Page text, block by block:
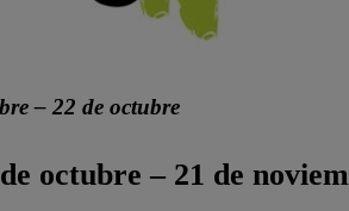
– 22 de octubre
octubre – 21 de